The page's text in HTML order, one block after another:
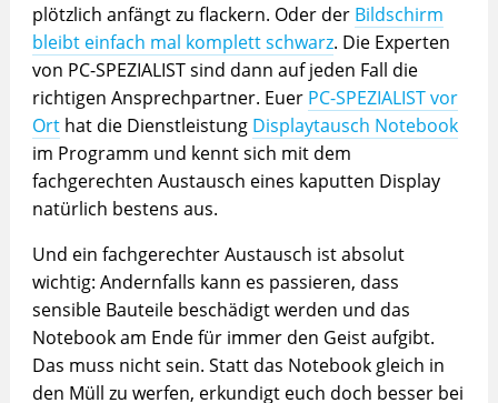
plötzlich anfängt zu flackern. Oder der Bildschirm
bleibt einfach mal komplett schwarz. Die Experten
von PC-SPEZIALIST sind dann auf jeden Fall die
richtigen Ansprechpartner. Euer PC-SPEZIALIST vor
Orthat die Dienstleistung Displaytausch Notebook
im Programm und kennt sich mit dem
fachgerechten Austausch eines kaputten Display
natürlich bestens aus.
Und ein fachgerechter Austausch ist absolut
wichtig: Andernfalls kann es passieren, dass
sensible Bauteile beschädigt werden und das
Notebook am Ende für immer den Geist aufgibt.
Das muss nicht sein. Statt das Notebook gleich in
den Müll zu werfen, erkundigt euch doch besser bei